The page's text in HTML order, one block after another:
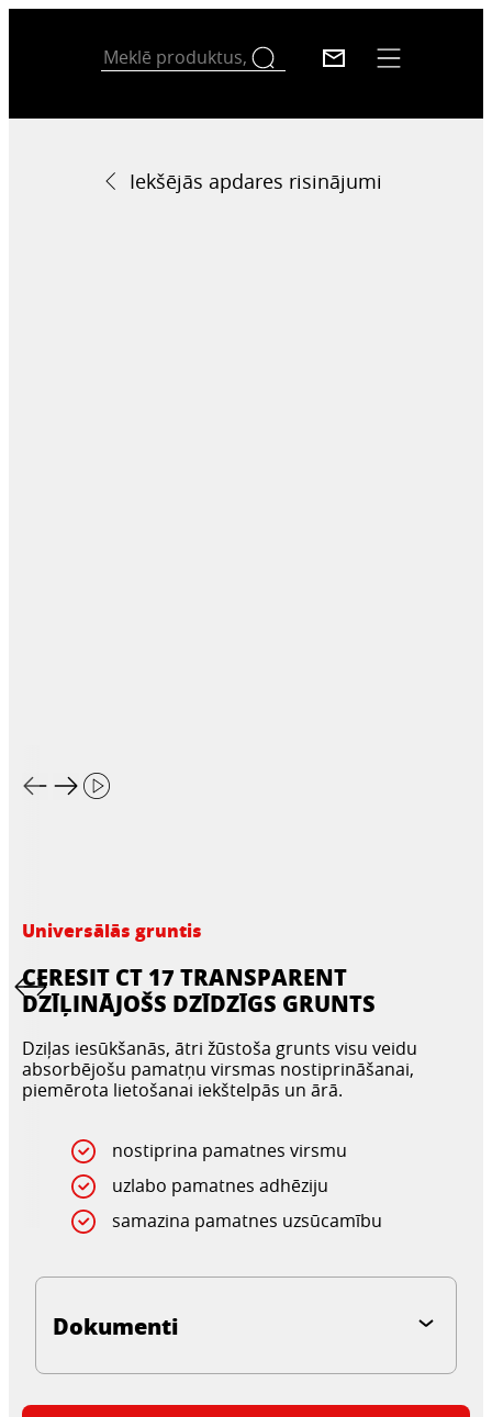
Iekšējās apdares risinājumi
Universālās gruntis
CERESIT CT 17 TRANSPARENT
DZĪĻINĀJOŠS DZĪDZĪGS GRUNTS
Dziļas iesūkšanās, ātri žūstoša grunts visu veidu
absorbējošu pamatņu virsmas nostiprināšanai,
piemērota lietošanai iekštelpās un ārā.
nostiprina pamatnes virsmu
uzlabo pamatnes adhēziju
samazina pamatnes uzsūcamību
Dokumenti